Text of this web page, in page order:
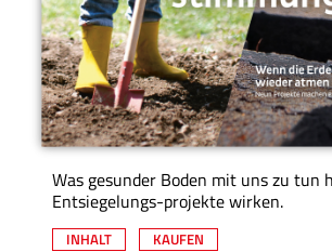
Was gesunder Boden mit uns zu tun
Entsiegelungs-projekte wirken.
INHALT KAUFEN